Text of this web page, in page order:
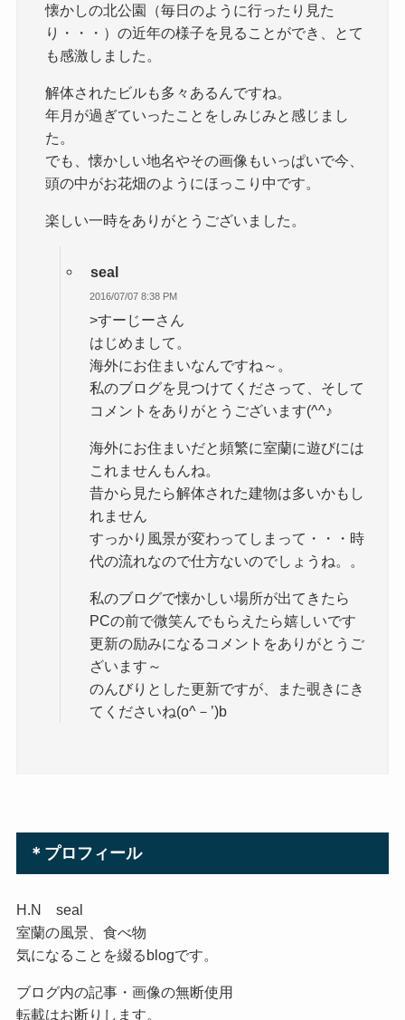
懐かしの北公園（毎日のように行ったり見た
り・・・）の近年の様子を見ることができ、とて
も感激しました。
解体されたビルも多々あるんですね。
年月が過ぎていったことをしみじみと感じまし
た。
でも、懐かしい地名やその画像もいっぱいで今、
頭の中がお花畑のようにほっこり中です。
楽しい一時をありがとうございました。
seal
2016/07/07 8:38 PM
>すーじーさん
はじめまして。
海外にお住まいなんですね～。
私のブログを見つけてくださって、そして
コメントをありがとうございます(^^♪
海外にお住まいだと頻繁に室蘭に遊びには
これませんもんね。
昔から見たら解体された建物は多いかもし
れません
すっかり風景が変わってしまって・・・時
代の流れなので仕方ないのでしょうね。。
私のブログで懐かしい場所が出てきたら
PCの前で微笑んでもらえたら嬉しいです
更新の励みになるコメントをありがとうご
ざいます～
のんびりとした更新ですが、また覗きにき
てくださいね(o^－’)b
＊プロフィール
H.N seal
室蘭の風景、食べ物
気になることを綴るblogです。
ブログ内の記事・画像の無断使用
転載はお断りします。